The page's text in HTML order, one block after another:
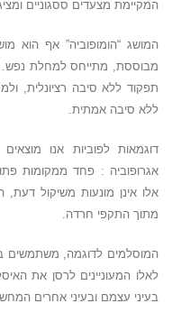
המקיימת מצעדים ססגוניים
המושג “הומופוביה” אף הוא
מבוססת, מתייחס למחלת
תפקוד ללא סיבה רציונלית,
ללא סיבה אמתית.
דוגמאות לפוביות אנו
אגרופוביה : פחד ממקומות
אלו אינן מונעות משיקול דעת,
מתוך התקפי חרדה.
המוסלמים לדוגמה, משתמשים
לאלו המעוניינים לרסן את
בעיני עצמם ובעיני אחרים